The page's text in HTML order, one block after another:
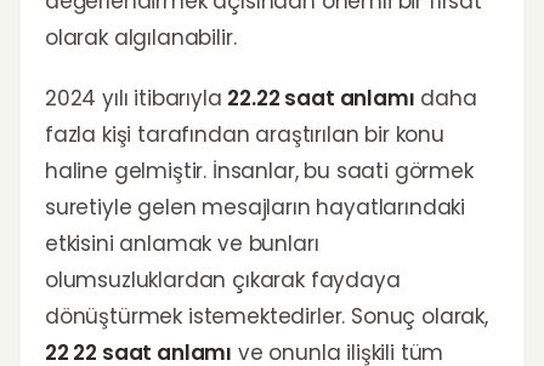
olarak algılanabilir.
2024 yılı itibarıyla 22.22 saat anlamı daha
fazla kişi tarafından araştırılan bir konu
haline gelmiştir. İnsanlar, bu saati görmek
suretiyle gelen mesajların hayatlarındaki
etkisini anlamak ve bunları
olumsuzluklardan çıkarak faydaya
dönüştürmek istemektedirler. Sonuç olarak,
22 22 saat anlamı ve onunla ilişkili tüm